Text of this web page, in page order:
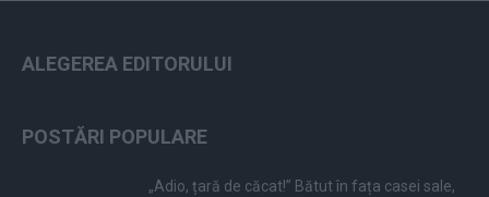
ALEGEREA EDITORULUI
POSTĂRI POPULARE
„Adio, țară de căcat!” Bătut în fața casei sale,